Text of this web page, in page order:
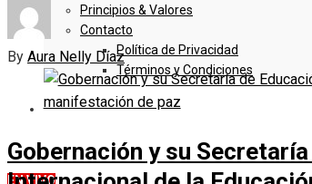
Principios & Valores
Contacto
Política de Privacidad
Términos y Condiciones
DENUNCIE
EN VIVO
By Aura Nelly Díaz
Gobernación y su